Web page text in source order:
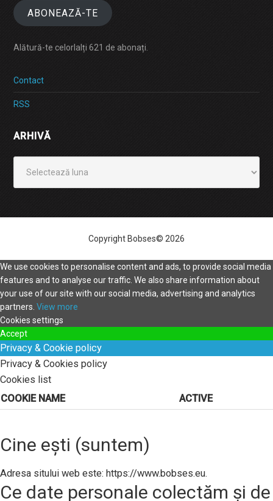
ABONEAZĂ-TE
Alătură-te celorlalți 621 de abonați.
Contact
RSS
ARHIVĂ
Copyright Bobses© 2026
We use cookies to personalise content and ads, to provide social media
features and to analyse our traffic. We also share information about
your use of our site with our social media, advertising and analytics
partners. View more
Cookies settings
Accept
Privacy & Cookie policy
Privacy & Cookies policy
Cookies list
COOKIE NAME
ACTIVE
Cine ești (suntem)
Adresa sitului web este: https://www.bobses.eu.
Ce date personale colectăm și de